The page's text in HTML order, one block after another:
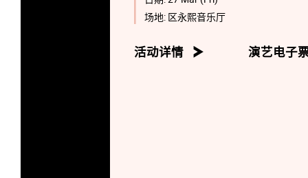
场地: 区永熙音乐厅
活动详情 演艺电子